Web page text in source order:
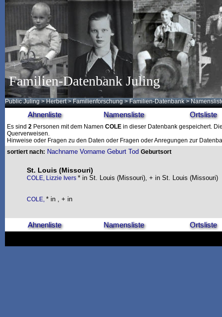
Familien-Datenbank Juling
Public Juling >Herbert >Familienforschung >Familien-Datenbank >
Ahnenliste Namensliste Ortsliste
Es sind 2 Personen mit dem Namen COLE in dieser Datenbank gespeichert.
Querverweisen.
Hinweise oder Fragen zu den Daten oder Fragen oder Anregungen zur
sortiert nach: Nachname Vorname Geburt Tod Geburtsort
St. Louis (Missouri)
COLE, Lizzie Ivers * in St. Louis (Missouri), + in St. Louis (Missouri)
COLE, * in , + in
Ahnenliste Namensliste Ortsliste